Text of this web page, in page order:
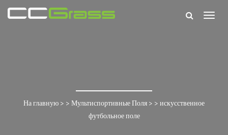
На главную > > Мультиспортивные Поля > > искусственное
футбольное поле